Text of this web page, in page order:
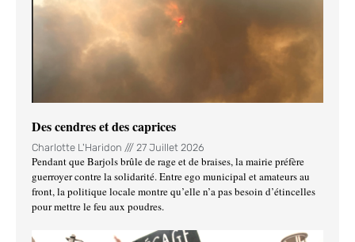
Des cendres et des caprices
Charlotte L'Haridon 27 Juillet 2026
Pendant que Barjols brûle de rage et de braises, la mairie préfère
guerroyer contre la solidarité. Entre ego municipal et amateurs au
front, la politique locale montre qu’elle n’a pas besoin d’étincelles
pour mettre le feu aux poudres.